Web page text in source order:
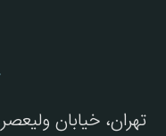
تهران، خیابان